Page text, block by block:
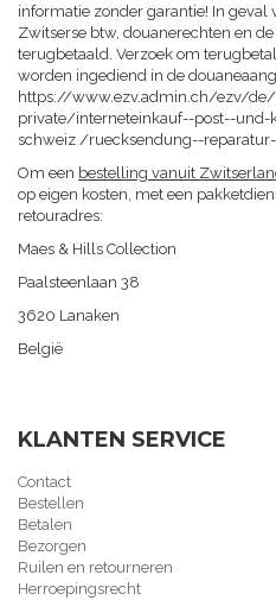
informatie zonder garantie! In
Zwitserse btw, douanerechten en
terugbetaald. Verzoek om
worden ingediend in de
https://www.ezv.admin.ch/ezv/
private/interneteinkauf--post--
schweiz /ruecksendung--
Om een ​​ bestelling vanuit
op eigen kosten, met een
retouradres:
Maes & Hills Collection
Paalsteenlaan 38
3620 Lanaken
België
KLANTEN SERVICE
Contact
Bestellen
Betalen
Bezorgen
Ruilen en retourneren
Herroepingsrecht